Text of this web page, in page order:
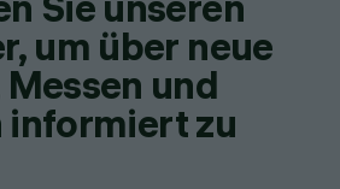
um über neue
und
informiert zu